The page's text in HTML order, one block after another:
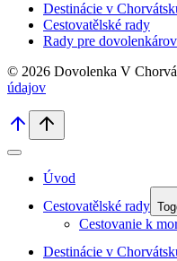
Destinácie v
Cestovatělské rady
Rady pre dovolenkárov
© 2026 Dovolenka V
údajov
Úvod
Cestovatělské rady
Cestovanie k
Destinácie v